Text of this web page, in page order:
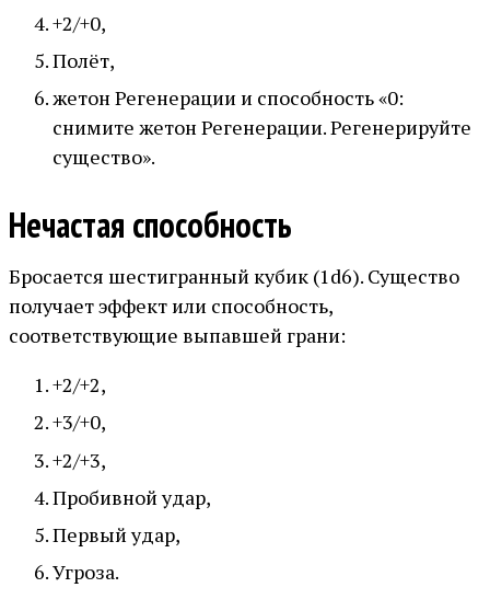
+2/+0,
Полёт,
жетон Регенерации и способность «0:
снимите жетон Регенерации. Регенерируйте
существо».
Нечастая способность
Бросается шестигранный кубик (1d6). Существо
получает эффект или способность,
соответствующие выпавшей грани:
+2/+2,
+3/+0,
+2/+3,
Пробивной удар,
Первый удар,
Угроза.